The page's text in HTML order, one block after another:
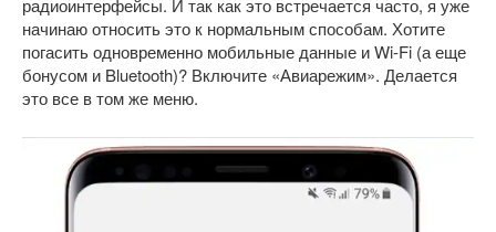
начинаю относить это к нормальным способам. Хотите
погасить одновременно мобильные данные и Wi-Fi (а еще
бонусом и Bluetooth)? Включите «Авиарежим». Делается
это все в том же меню.